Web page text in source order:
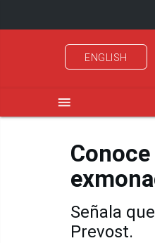
ENGLISH
menu
Señala
Prevost.